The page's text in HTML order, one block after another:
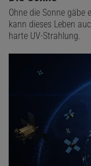
Ohne die Sonne gäbe
kann dieses Leben
harte UV-Strahlung.